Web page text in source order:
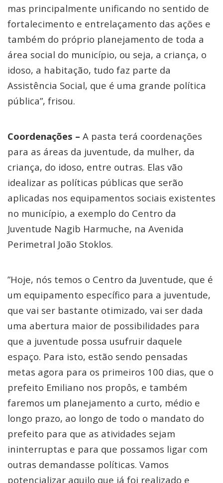
mas principalmente unificando no sentido de
fortalecimento e entrelaçamento das ações e
também do próprio planejamento de toda a
área social do município, ou seja, a criança, o
idoso, a habitação, tudo faz parte da
Assistência Social, que é uma grande política
pública”, frisou.
Coordenações – A pasta terá coordenações
para as áreas da juventude, da mulher, da
criança, do idoso, entre outras. Elas vão
idealizar as políticas públicas que serão
aplicadas nos equipamentos sociais existentes
no município, a exemplo do Centro da
Juventude Nagib Harmuche, na Avenida
Perimetral João Stoklos.
”Hoje, nós temos o Centro da Juventude, que é
um equipamento específico para a juventude,
que vai ser bastante otimizado, vai ser dada
uma abertura maior de possibilidades para
que a juventude possa usufruir daquele
espaço. Para isto, estão sendo pensadas
metas agora para os primeiros 100 dias, que o
prefeito Emiliano nos propôs, e também
faremos um planejamento a curto, médio e
longo prazo, ao longo de todo o mandato do
prefeito para que as atividades sejam
ininterruptas e para que possamos ligar com
outras demandasse políticas. Vamos
potencializar aquilo que já foi realizado e